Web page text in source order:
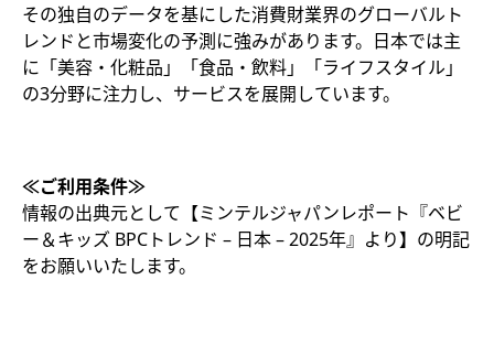
その独自のデータを基にした消費財業界のグローバルト
レンドと市場変化の予測に強みがあります。日本では主
に「美容・化粧品」「食品・飲料」「ライフスタイル」
の3分野に注力し、サービスを展開しています。
≪ご利用条件≫
情報の出典元として【ミンテルジャパンレポート『ベビ
ー＆キッズ BPCトレンド – 日本 – 2025年』より】 の明記
をお願いいたします。